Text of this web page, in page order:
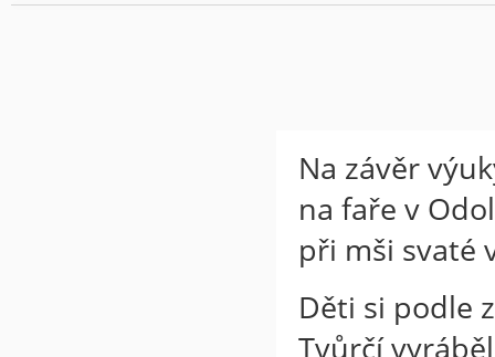
Na závěr
na faře v
při mši svaté
Děti si podle
Tvůrčí